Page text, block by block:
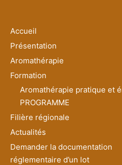
Accueil
Présentation
Aromathérapie
Formation
Aromathérapie pratique et
PROGRAMME
Filière régionale
Actualités
Demander la documentation
réglementaire d’un lot